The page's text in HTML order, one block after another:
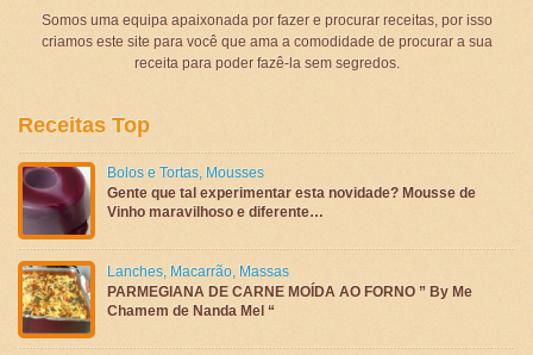
Somos uma equipa apaixonada por fazer e procurar receitas, por isso
criamos este site para você que ama a comodidade de procurar a sua
receita para poder fazê-la sem segredos.
Receitas Top
Bolos e Tortas, Mousses
Gente que tal experimentar esta novidade? Mousse de
Vinho maravilhoso e diferente…
Lanches, Macarrão, Massas
PARMEGIANA DE CARNE MOÍDA AO FORNO ” By Me
Chamem de Nanda Mel “